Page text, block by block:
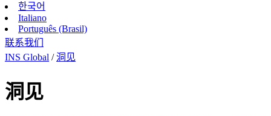
한국어
Italiano
Português (Brasil)
联系我们
INS Global /洞见
洞见